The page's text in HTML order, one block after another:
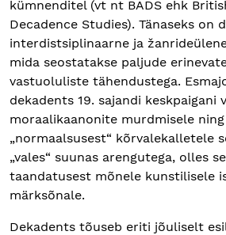
kümnenditel (vt nt BADS ehk
Decadence Studies). Tänaseks on
interdistsiplinaarne ja
mida seostatakse paljude
vastuoluliste tähendustega.
dekadents 19. sajandi keskpaigani
moraalikaanonite murdmisele
„normaalsusest“ kõrvalekalletele
„vales“ suunas arengutega, olles
taandatusest mõnele kunstilisele
märksõnale.
Dekadents tõuseb eriti jõuliselt